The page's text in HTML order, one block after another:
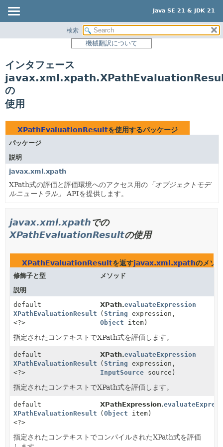
Java SE 21 & JDK 21
パッケージ
クラス
使用
ツリー
新規
非推奨
索引
ヘルプ
検索
機械翻訳について
インタフェース
の
使用
XPathEvaluationResultを使用するパッケージ
パッケージ
説明
javax.xml.xpath
XPath式の評価と評価環境へのアクセス用の 「オブジェクトモデ
ルニュートラル」
APIを提供します。
javax.xml.xpathでの
XPathEvaluationResultの使用
XPathEvaluationResultを返すjavax.xml.xpathのメソ
修飾子と型
メソッド
説明
default
XPathEvaluationResult
<?>
XPath.evaluateExpression
(String expression,
Object item)
指定されたコンテキストでXPath式を評価します。
default
XPathEvaluationResult
<?>
XPath.evaluateExpression
(String expression,
InputSource source)
指定されたコンテキストでXPath式を評価します。
default
XPathEvaluationResult
<?>
XPathExpression.
(Object item)
指定されたコンテキストでコンパイルされたXPath式を評価